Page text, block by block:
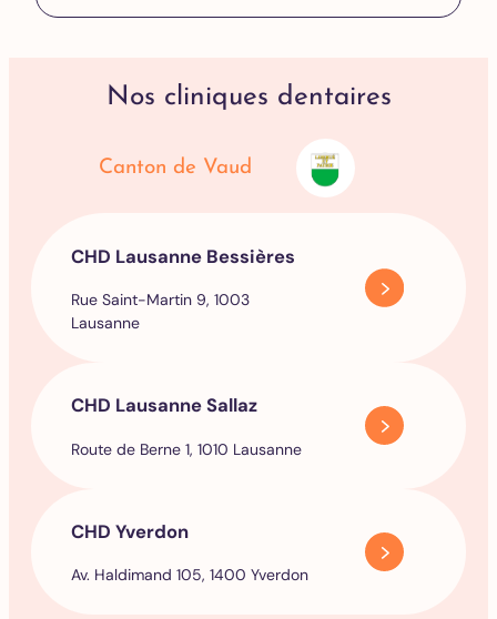
Nos cliniques dentaires
Canton de Vaud
CHD Lausanne Bessières
Rue Saint-Martin 9, 1003
Lausanne
CHD Lausanne Sallaz
Route de Berne 1, 1010 Lausanne
CHD Yverdon
Av. Haldimand 105, 1400 Yverdon